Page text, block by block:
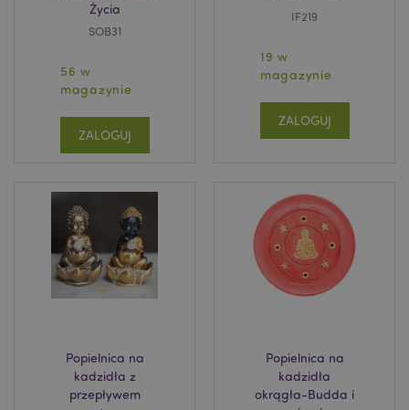
Życia
SOB31
56 w
magazynie
ZALOGUJ
IF219
19 w
magazynie
ZALOGUJ
Popielnica na
kadzidła z
przepływem
Popielnica na
kadzidła
okrągła-Budda i